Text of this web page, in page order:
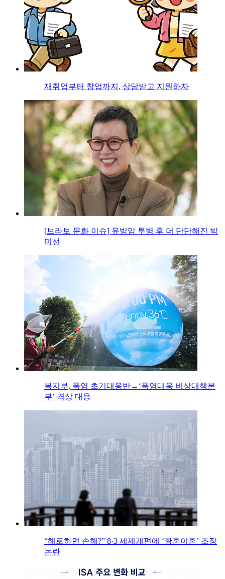
재취업부터 창업까지, 상담받고 지원하자
[브라보 문화 이슈] 유방암 투병 후 더 단단해진 박
미선
복지부, 폭염 초기대응반→‘폭염대응 비상대책본
부’ 격상 대응
“해로하면 손해?” 8·3 세제개편에 ‘황혼이혼’ 조장
논란